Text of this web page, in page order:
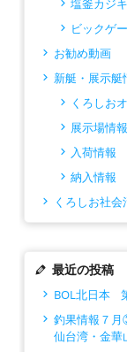
塩釜カジ
ビックゲ
お勧め動画
新艇・展示艇
くろしお
展示場情報
入荷情報
納入情報
くろしお社会
最近の投稿
BOL北日本
釣果情報７
仙台湾・金華